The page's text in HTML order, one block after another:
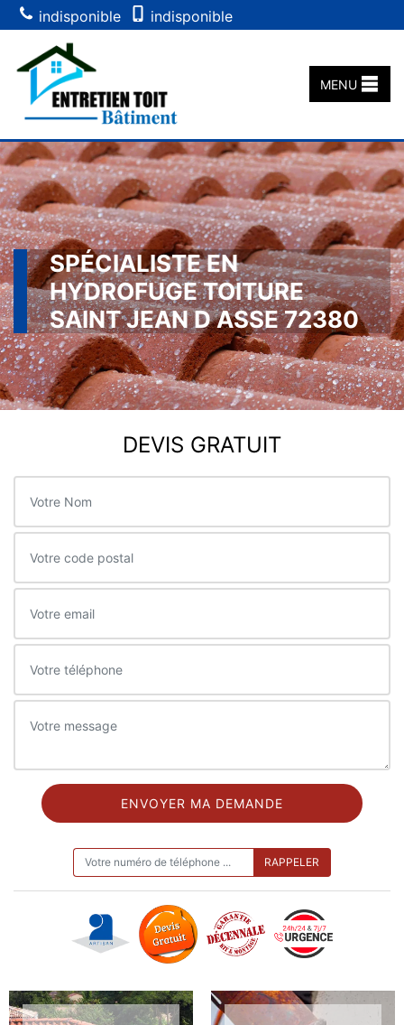
indisponible indisponible
MENU
SPÉCIALISTE EN
HYDROFUGE TOITURE
SAINT JEAN D ASSE 72380
DEVIS GRATUIT